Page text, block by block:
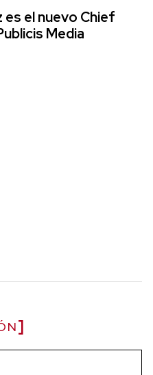
el nuevo Chief
Media